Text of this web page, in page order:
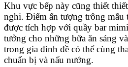
Khu vực bếp này cũng thiết
nghi. Điểm ấn tượng trông mẫu
được tích hợp với quầy bar
tưởng cho những bữa ăn sáng
trong gia đình đề có thể cùng
chuẩn bị và nấu nướng.